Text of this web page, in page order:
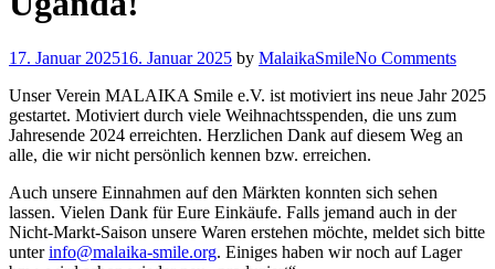
17. Januar 202516. Januar 2025 by MalaikaSmileNo Comments
Unser Verein MALAIKA Smile e.V. ist motiviert ins neue Jahr 2025
gestartet. Motiviert durch viele Weihnachtsspenden, die uns zum
Jahresende 2024 erreichten. Herzlichen Dank auf diesem Weg an
alle, die wir nicht persönlich kennen bzw. erreichen.
Auch unsere Einnahmen auf den Märkten konnten sich sehen
lassen. Vielen Dank für Eure Einkäufe. Falls jemand auch in der
Nicht-Markt-Saison unsere Waren erstehen möchte, meldet sich bitte
unterinfo@malaika-smile.org. Einiges haben wir noch auf Lager